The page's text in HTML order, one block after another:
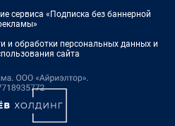
сервиса «Подписка без баннерной
и обработки персональных данных и
сайта